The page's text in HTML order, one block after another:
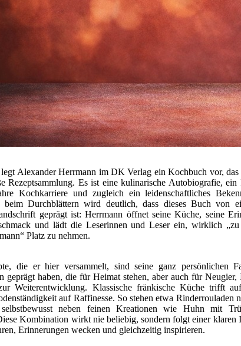
legt Alexander Herrmann im DK Verlag ein Kochbuch vor,
Rezeptsammlung. Es ist eine kulinarische Autobiografie,
Kochkarriere und zugleich ein leidenschaftliches
beim Durchblättern wird deutlich, dass dieses Buch von
geprägt ist: Herrmann öffnet seine Küche, seine
und lädt die Leserinnen und Leser ein, wirklich
Platz zu nehmen.
die er hier versammelt, sind seine ganz persönlichen
geprägt haben, die für Heimat stehen, aber auch für Neugier,
Weiterentwicklung. Klassische fränkische Küche trifft
auf Raffinesse. So stehen etwa Rinderrouladen
neben feinen Kreationen wie Huhn mit
Kombination wirkt nie beliebig, sondern folgt einer klaren
Erinnerungen wecken und gleichzeitig inspirieren.